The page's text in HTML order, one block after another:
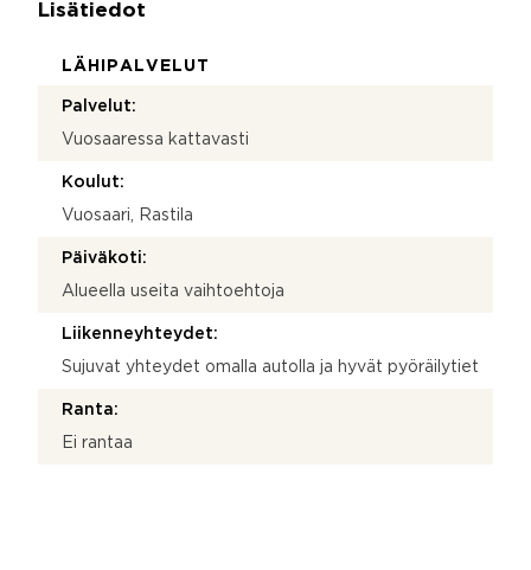
Lisätiedot
LÄHIPALVELUT
Palvelut:
Vuosaaressa kattavasti
Koulut:
Vuosaari, Rastila
Päiväkoti:
Alueella useita vaihtoehtoja
Liikenneyhteydet:
Sujuvat yhteydet omalla autolla ja hyvät pyöräilytiet
Ranta:
Ei rantaa